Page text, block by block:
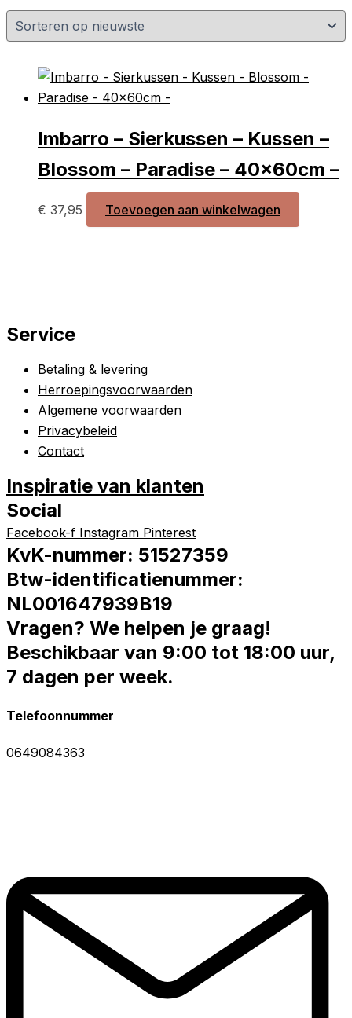
Imbarro – Sierkussen – Kussen –
Blossom – Paradise – 40x60cm –
€ 37,95 Toevoegen aan winkelwagen
Service
Betaling & levering
Herroepingsvoorwaarden
Algemene voorwaarden
Privacybeleid
Contact
Inspiratie van klanten
Social
Facebook-f Instagram Pinterest
KvK-nummer: 51527359
Btw-identificatienummer:
NL001647939B19
Vragen? We helpen je graag!
Beschikbaar van 9:00 tot 18:00 uur,
7 dagen per week.
Telefoonnummer
0649084363